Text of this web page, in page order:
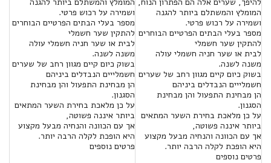
המומלץ והמשתלם ביותר להגנה
ושמירה על רכוש פרטי.
מספר בעלי הבתים הפרטיים הבוחרים
להתקין שער חשמלי
לבית או שער חניה חשמלי עולה
משנה לשנה.
בשוק כיום קיים מגוון רחב של שערים
חשמלייים הנבדלים ביניהם
הן מבחינת התפעול והן מבחינת
הסגנון.
על כן מלאכת בחירת השער המתאים
ביותר איננה פשוטה,
אך עם הכוונה והנחיה מבעל מקצוע
היא הופכת לקלה הרבה יותר.
פרטים נוספים
ושמירה על רכוש פרטי.
מספר בעלי הבתים הפרטיים הבוחרים
להתקין שער חשמלי
לבית או שער חניה חשמלי עולה
משנה לשנה.
בשוק כיום קיים מגוון רחב של שערים
חשמלייים הנבדלים ביניהם
הן מבחינת התפעול והן מבחינת
הסגנון.
על כן מלאכת בחירת השער המתאים
ביותר איננה פשוטה,
אך עם הכוונה והנחיה מבעל מקצוע
היא הופכת לקלה הרבה יותר.
פרטים נוספים